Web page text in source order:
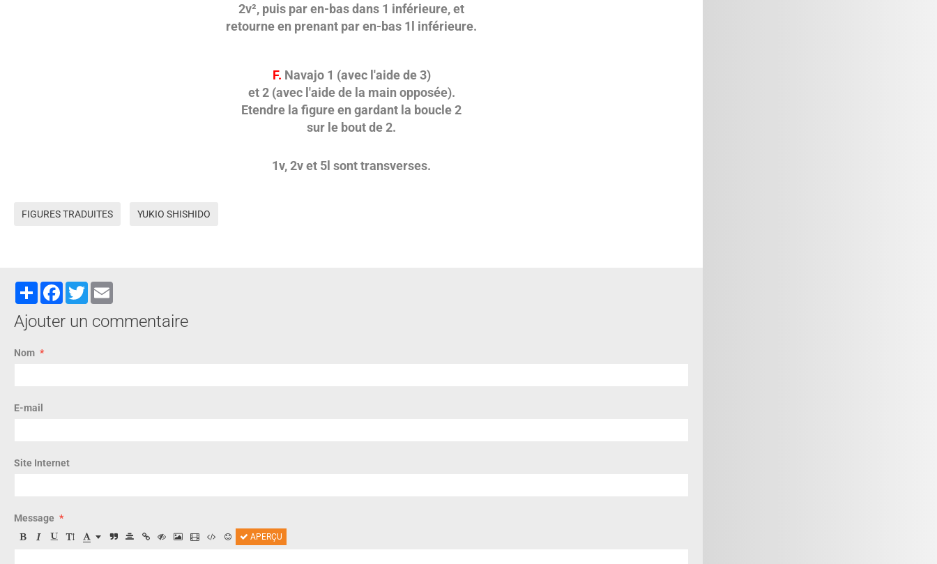
2v², puis par en-bas dans 1 inférieure, et
retourne en prenant par en-bas 1l inférieure.
F. Navajo 1 (avec l'aide de 3)
et 2 (avec l'aide de la main opposée).
Etendre la figure en gardant la boucle 2
sur le bout de 2.
1v, 2v et 5l sont transverses.
FIGURES TRADUITES YUKIO SHISHIDO
PartagerFacebook
Twitter
Ajouter un commentaire
Nom
E-mail
Site Internet
Message
APERÇU